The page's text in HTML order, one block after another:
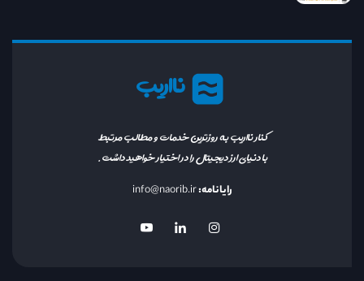
نااریب
کنار نااریب به روزترین خدمات و مطالب مرتبط
با دنیای ارز دیجیتال را در اختیار خواهید داشت.
رایانامه:info@naorib.ir